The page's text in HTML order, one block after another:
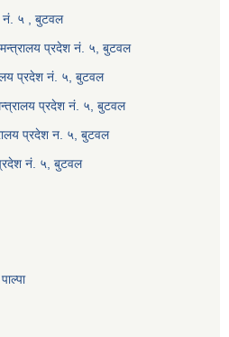
नं. ५ , बुटवल
मन्त्रालय प्रदेश नं. ५, बुटवल
प्रदेश नं. ५, बुटवल
प्रदेश नं. ५, बुटवल
प्रदेश न. ५, बुटवल
प्रदेश नं. ५, बुटवल